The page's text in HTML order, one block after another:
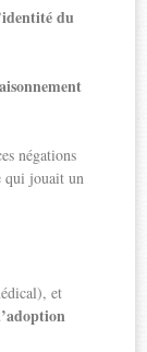
du
négations
qui jouait un
et